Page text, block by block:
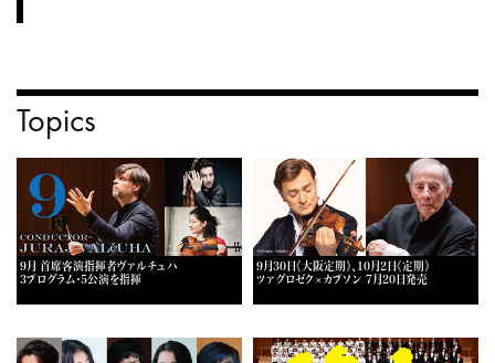
Topics
9月 首席客演指揮者ヴァルチュハ
3プログラム・5公演を指揮
9月30日《大阪定期》、10月2日《定期》
ツァグロゼク×カプソン 7月20日発売